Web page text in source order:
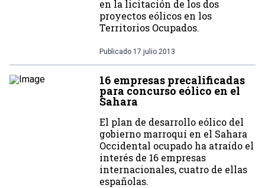
en la licitación de los dos
proyectos eólicos en los
Territorios Ocupados.
Publicado 17 julio 2013
16 empresas precalificadas
para concurso eólico en el
Sahara
El plan de desarrollo eólico del
gobierno marroquí en el Sahara
Occidental ocupado ha atraído el
interés de 16 empresas
internacionales, cuatro de ellas
españolas.